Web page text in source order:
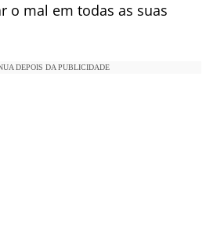
o mal em todas as suas
DEPOIS DA PUBLICIDADE